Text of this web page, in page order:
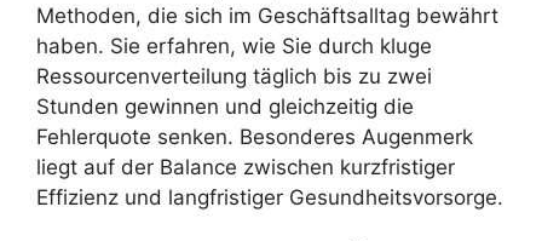
Methoden, die sich im Geschäftsalltag bewährt
haben. Sie erfahren, wie Sie durch kluge
Ressourcenverteilung täglich bis zu zwei
Stunden gewinnen und gleichzeitig die
Fehlerquote senken. Besonderes Augenmerk
liegt auf der Balance zwischen kurzfristiger
Effizienz und langfristiger Gesundheitsvorsorge.